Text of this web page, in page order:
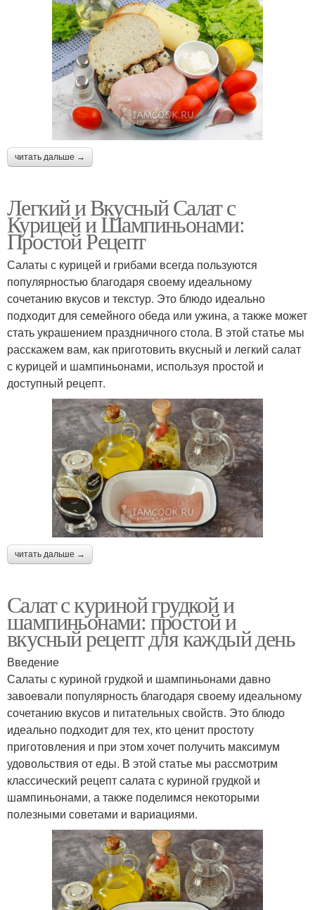
читать дальше →
Легкий и Вкусный Салат с
Курицей и Шампиньонами:
Простой Рецепт
Салаты с курицей и грибами всегда пользуются
популярностью благодаря своему идеальному
сочетанию вкусов и текстур. Это блюдо идеально
подходит для семейного обеда или ужина, а также может
стать украшением праздничного стола. В этой статье мы
расскажем вам, как приготовить вкусный и легкий салат
с курицей и шампиньонами, используя простой и
доступный рецепт.
читать дальше →
Салат с куриной грудкой и
шампиньонами: простой и
вкусный рецепт для каждый день
Введение
Салаты с куриной грудкой и шампиньонами давно
завоевали популярность благодаря своему идеальному
сочетанию вкусов и питательных свойств. Это блюдо
идеально подходит для тех, кто ценит простоту
приготовления и при этом хочет получить максимум
удовольствия от еды. В этой статье мы рассмотрим
классический рецепт салата с куриной грудкой и
шампиньонами, а также поделимся некоторыми
полезными советами и вариациями.